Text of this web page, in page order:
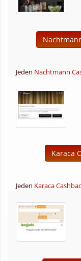
Jeden Nachtmann
Karaca
Jeden Karaca